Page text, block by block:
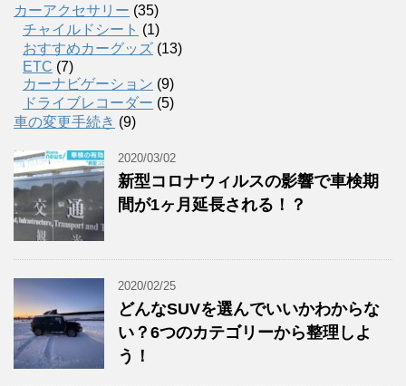
カーアクセサリー (35)
チャイルドシート (1)
おすすめカーグッズ (13)
ETC (7)
カーナビゲーション (9)
ドライブレコーダー (5)
車の変更手続き (9)
2020/03/02
新型コロナウィルスの影響で車検期
間が1ヶ月延長される！？
2020/02/25
どんなSUVを選んでいいかわからな
い？6つのカテゴリーから整理しよ
う！